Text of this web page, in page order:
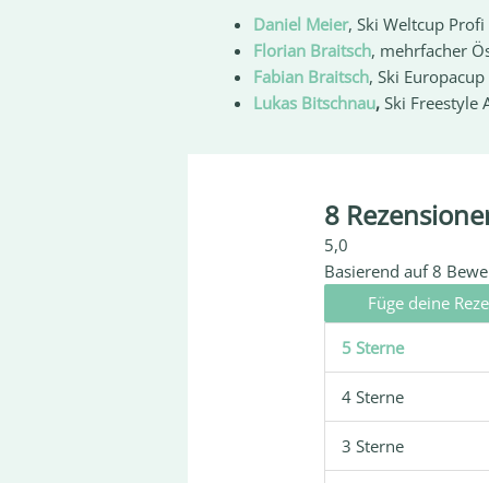
Daniel Meier, Ski Weltcup Profi
Florian Braitsch, mehrfacher
Fabian Braitsch, Ski Europacup
Lukas Bitschnau, Ski Freestyle
8
5,0
Basierend auf 8
Füge deine
5 Sterne
4 Sterne
3 Sterne